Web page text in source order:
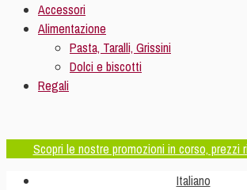
Accessori
Alimentazione
Pasta, Taralli, Grissini
Dolci e biscotti
Regali
Scopri le nostre promozioni in corso, prezzi
Italiano